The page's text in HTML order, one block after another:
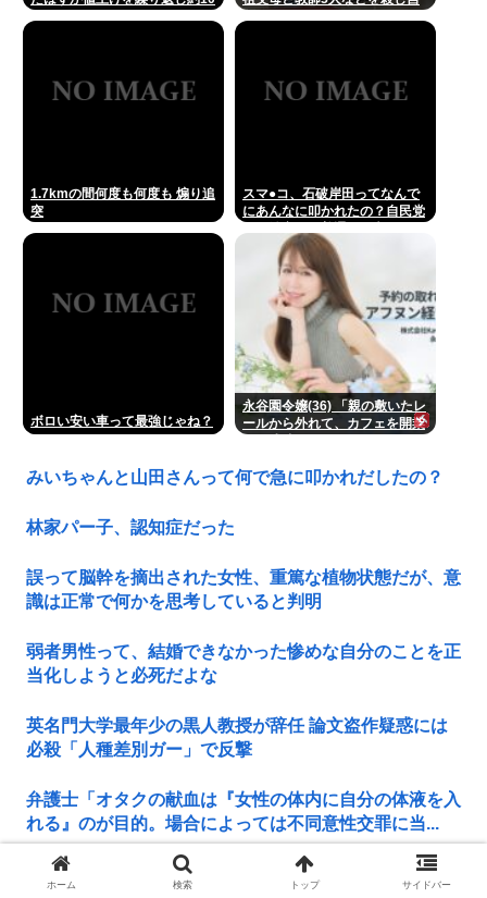
1.7kmの間何度も何度も 煽り追
突
スマ●コ、石破岸田ってなんで
にあんなに叩かれたの？自民党
ボロい安い車って最強じゃね？
永谷園令嬢(36) 「親の敷いたレ
ールから外れて、カフェを開業
みいちゃんと山田さんって何で急に叩かれだしたの？
林家パー子、認知症だった
誤って脳幹を摘出された女性、重篤な植物状態だが、意
識は正常で何かを思考していると判明
弱者男性って、結婚できなかった惨めな自分のことを正
当化しようと必死だよな
英名門大学最年少の黒人教授が辞任 論文盗作疑惑には
必殺「人種差別ガー」で反撃
弁護士「オタクの献血は『女性の体内に自分の体液を入
れる』のが目的。場合によっては不同意性交罪に当...
自宅の庭でBBQをしていた男性、子供たちを守ろうと
ホーム 検索 トップ サイドバー